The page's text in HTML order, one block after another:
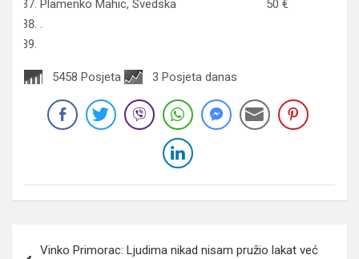
Plamenko Mahic, Svedska 50 €
.
5458 Posjeta 3 Posjeta danas
Vinko Primorac: Ljudima nikad nisam pružio lakat već